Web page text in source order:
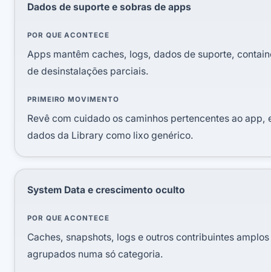
Dados de suporte e sobras de apps
POR QUE ACONTECE
Apps mantêm caches, logs, dados de suporte,
de desinstalações parciais.
PRIMEIRO MOVIMENTO
Revê com cuidado os caminhos pertencentes ao app,
dados da Library como lixo genérico.
System Data e crescimento oculto
POR QUE ACONTECE
Caches, snapshots, logs e outros contribuintes
agrupados numa só categoria.